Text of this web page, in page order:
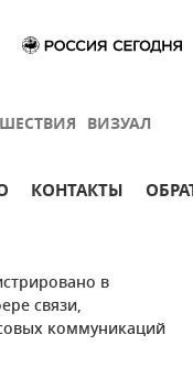
ВИЗУАЛ
КОНТАКТЫ
в
связи,
коммуникаций